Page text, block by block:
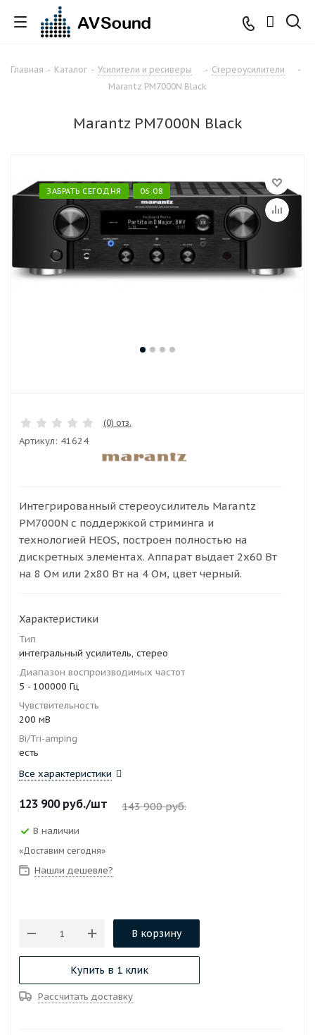
Главная - Каталог - Усилители и ресиверы - Стереоусилители
-
Marantz PM7000N Black
Marantz PM7000N Black
ЗАБРАТЬ СЕГОДНЯ 06.08
(0) отз.
Артикул: 41624
Интегрированный стереоусилитель Marantz
PM7000N с поддержкой стриминга и
технологией HEOS, построен полностью на
дискретных элементах. Аппарат выдает 2x60 Вт
на 8 Ом или 2x80 Вт на 4 Ом, цвет черный.
Характеристики
Тип
интегральный усилитель, стерео
Диапазон воспроизводимых частот
5 - 100000 Гц
Чувствительность
200 мВ
Bi/Tri-amping
есть
Все характеристики
123 900руб./шт 143 900руб.
В наличии
«Доставим сегодня»
Нашли дешевле?
В корзину
Купить в 1 клик
Рассчитать доставку